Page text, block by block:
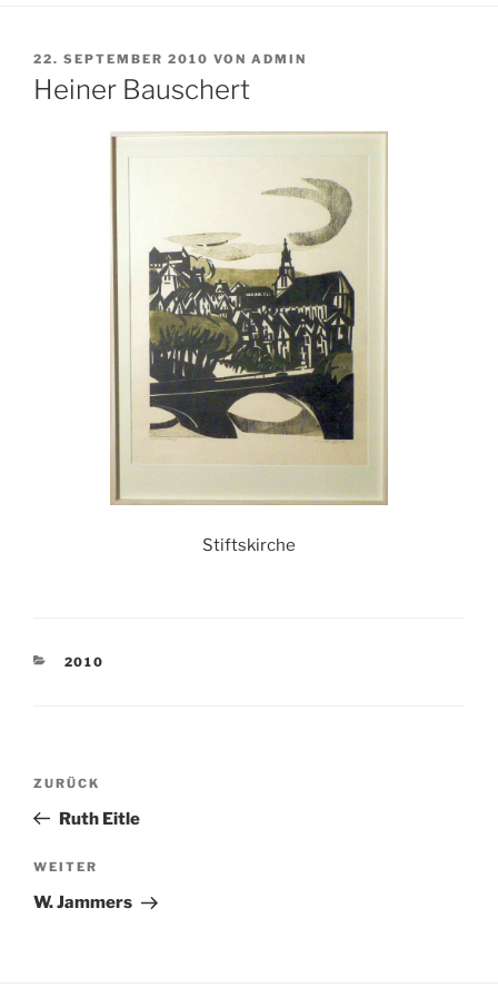
VERÖFFENTLICHT
AM
22. SEPTEMBER 2010 VON ADMIN
Heiner Bauschert
Stiftskirche
KATEGORIEN
2010
Beitragsnavigation
Vorheriger
Beitrag
ZURÜCK
Ruth Eitle
Nächster
Beitrag
WEITER
W. Jammers